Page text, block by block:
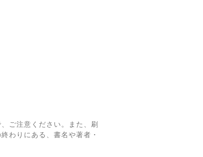
ご注意ください。また、刷
わりにある、書名や著者・